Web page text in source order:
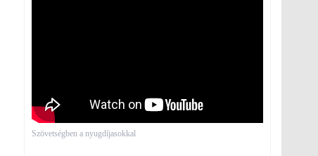
Szövetségben a nyugdíjasokkal